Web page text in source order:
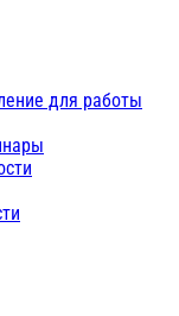
для работы